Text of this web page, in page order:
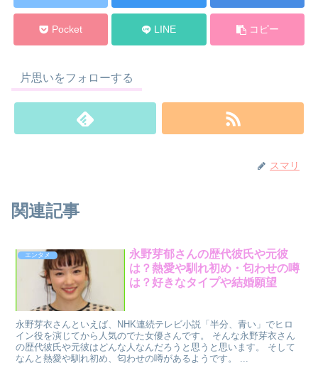
Pocket LINE コピー
片思いをフォローする
スマリ
関連記事
エンタメ
永野芽郁さんの歴代彼氏や元彼
は？熱愛や馴れ初め・匂わせの噂
は？好きなタイプや結婚願望
永野芽衣さんといえば、NHK連続テレビ小説「半分、青い」でヒロ
イン役を演じてから人気のでた女優さんです。 そんな永野芽衣さん
の歴代彼氏や元彼はどんな人なんだろうと思うと思います。 そして
なんと熱愛や馴れ初め、匂わせの噂があるようです。 ...